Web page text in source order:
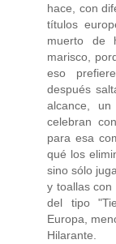
hace, con
títulos
muerto de
marisco,
eso
después
alcance,
celebran
para esa
qué los
sino sólo
y toallas con
del tipo
Europa,
Hilarante.